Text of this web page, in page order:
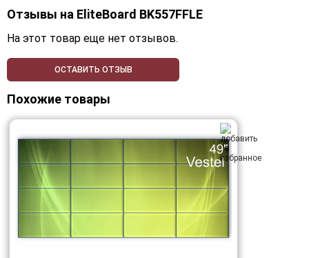
Отзывы на EliteBoard BK557FFLE
На этот товар еще нет отзывов.
ОСТАВИТЬ ОТЗЫВ
Похожие товары